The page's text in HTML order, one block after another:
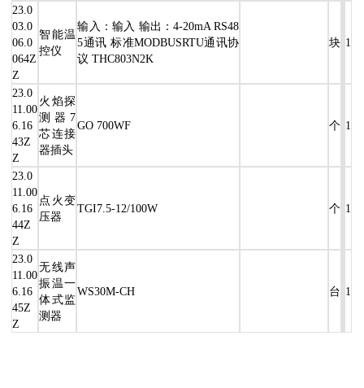
23.0
03.0
06.0
064Z
Z
智能温
控仪
输入：输入 输出：4-20mA RS48
5通讯 标准MODBUSRTU通讯协
议 THC803N2K
块 1
23.0
11.00
6.16
43Z
Z
火焰探
测器7
芯连接
器插头
GO 700WF 个 1
23.0
11.00
6.16
44Z
Z
点火变
压器
TGI7.5-12/100W 个 1
23.0
11.00
6.16
45Z
Z
无线声
振温一
体式监
测器
WS30M-CH 台 1